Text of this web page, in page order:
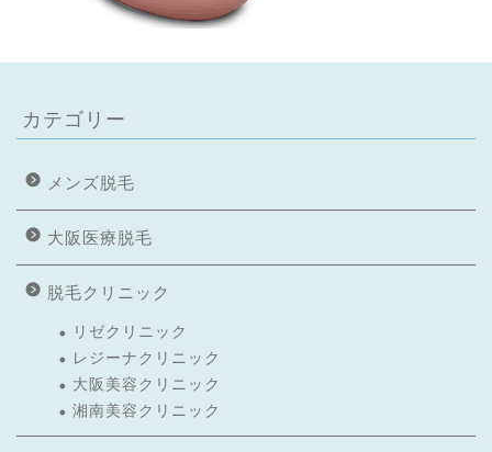
カテゴリー
メンズ脱毛
大阪医療脱毛
脱毛クリニック
リゼクリニック
レジーナクリニック
大阪美容クリニック
湘南美容クリニック